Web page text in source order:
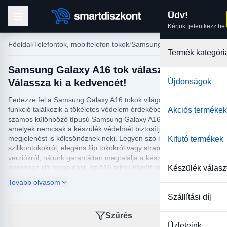
Üdv!
Kérjük, jelentkezz be.
Termék
Újdonságok
Akciós termékek
Kifutó termékek
Készülék
Szállítási díj
Főoldal Telefontok, mobiltelefon tokok Samsung tokok
Samsung Galaxy A16 tok választék:
Válassza ki a kedvencét!
Fedezze fel a Samsung Galaxy A16 tokok világát, ahol stílus és
funkció találkozik a tökéletes védelem érdekében. Kínálatunkban
számos különböző típusú Samsung Galaxy A16 tok található,
amelyek nemcsak a készülék védelmét biztosítják, hanem egyedi
megjelenést is kölcsönöznek neki. Legyen szó klasszikus
szilikontokokról, elegáns flip tokokról vagy strapabíró ütésálló
verziókról, nálunk garantáltan megtalálja a készülékéhez
legjobban illő megoldást. Az A16 tokok között kiváló minőségű
védelmet nyújtanak.
válogattuk össze a Samsung Galaxy A16 tok választékát, így
mindenki megtalálhatja a saját stílusának és igényeinek
Tovább olvasom
Szűrés